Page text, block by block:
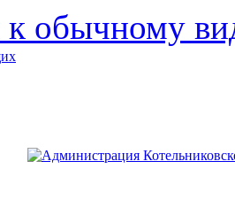
к обычному